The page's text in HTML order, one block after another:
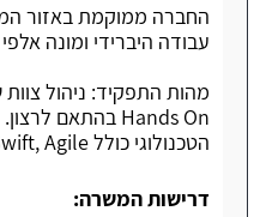
החברה ממוקמת באזור
עבודה היברידי ומונה
הטכנולוגי כולל C++, MAC OS, Swift, Agile ועוד.
דרישות המשרה: